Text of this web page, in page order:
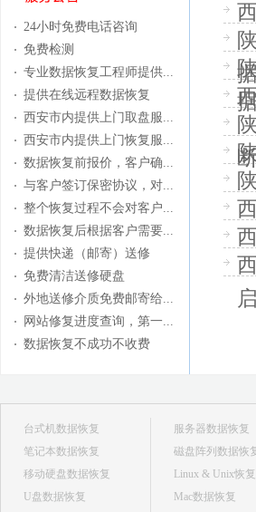
24小时免费电话咨询
免费检测
专业数据恢复工程师提供...
提供在线远程数据恢复
西安市内提供上门取盘服...
西安市内提供上门恢复服...
数据恢复前报价，客户确...
与客户签订保密协议，对...
整个恢复过程不会对客户...
数据恢复后根据客户需要...
提供快递（邮寄）送修
免费清洁送修硬盘
外地送修介质免费邮寄给...
网站修复进度查询，第一...
数据恢复不成功不收费
台式机数据恢复
笔记本数据恢复
移动硬盘数据恢复
U盘数据恢复
服务器数据恢复
磁盘阵列数据恢
Linux & Unix恢复
Mac数据恢复